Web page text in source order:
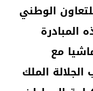
الوطني
المبادرة
مع
الملك